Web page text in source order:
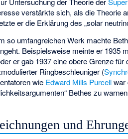
verstärkte sich, als die Theorie
er die Erklärung des „solar
so umfangreichen Werk machte
Beispielsweise meinte er 1935
er gab 1937 eine obere Grenze
Ringbeschleuniger (
wie Edward Mills Purcellwar
Bethes zu
und